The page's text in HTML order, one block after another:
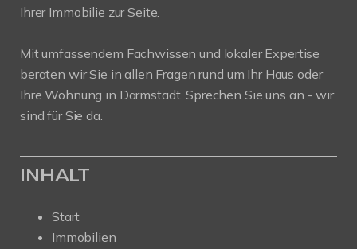
Ihrer Immobilie zur Seite.
Mit umfassendem Fachwissen und lokaler Expertise
beraten wir Sie in allen Fragen rund um Ihr Haus oder
Ihre Wohnung in Darmstadt. Sprechen Sie uns an - wir
sind für Sie da.
INHALT
Start
Immobilien